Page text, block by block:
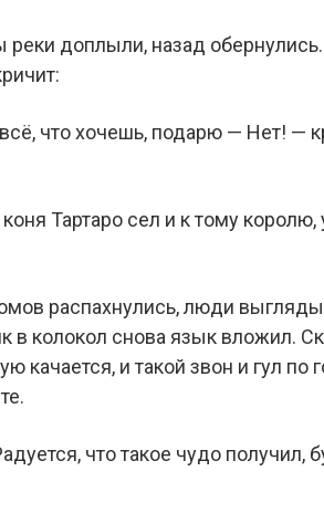
доплыли, назад обернулись.
что хочешь, подарю — Нет! —
Тартаро сел и к тому
распахнулись, люди
колокол снова язык вложил.
качается, и такой звон и гул
что такое чудо получил,